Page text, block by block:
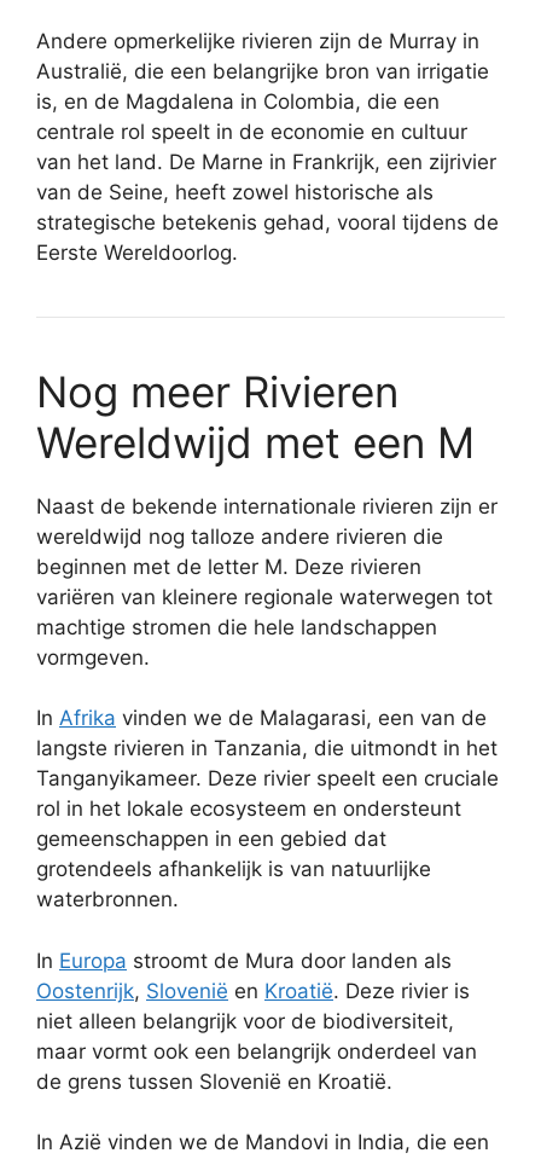
Andere opmerkelijke rivieren zijn de Murray in
Australië, die een belangrijke bron van irrigatie
is, en de Magdalena in Colombia, die een
centrale rol speelt in de economie en cultuur
van het land. De Marne in Frankrijk, een zijrivier
van de Seine, heeft zowel historische als
strategische betekenis gehad, vooral tijdens de
Eerste Wereldoorlog.
Nog meer Rivieren
Wereldwijd met een M
Naast de bekende internationale rivieren zijn er
wereldwijd nog talloze andere rivieren die
beginnen met de letter M. Deze rivieren
variëren van kleinere regionale waterwegen tot
machtige stromen die hele landschappen
vormgeven.
In Afrika vinden we de Malagarasi, een van de
langste rivieren in Tanzania, die uitmondt in het
Tanganyikameer. Deze rivier speelt een cruciale
rol in het lokale ecosysteem en ondersteunt
gemeenschappen in een gebied dat
grotendeels afhankelijk is van natuurlijke
waterbronnen.
In Europa stroomt de Mura door landen als
Oostenrijk, Slovenië en Kroatië. Deze rivier is
niet alleen belangrijk voor de biodiversiteit,
maar vormt ook een belangrijk onderdeel van
de grens tussen Slovenië en Kroatië.
In Azië vinden we de Mandovi in India, die een